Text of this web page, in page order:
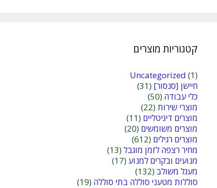
קטגוריות מוצרים
Uncategorized (1)
חיישן [סנסור] (31)
כלי עבודה (50)
מוצרי שירות(22)
מוצרים דיגיטליים (11)
מוצרים משומשים (20)
מוצרים רגילים (612)
מחיר רצפה לזמן מוגבל(13)
מנועים ובקרים למנוע (17)
מעגל משולב (132)
סוללות מטעני סוללה בתי סוללה (19)